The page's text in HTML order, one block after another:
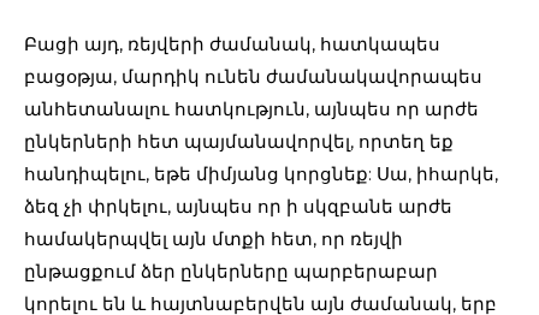
Բացի այդ, ռեյվերի ժամանակ, հատկապես
բացօթյա, մարդիկ ունեն ժամանակավորապես
անհետանալու հատկություն, այնպես որ արժե
ընկերների հետ պայմանավորվել, որտեղ եք
հանդիպելու, եթե միմյանց կորցնեք: Սա, իհարկե,
ձեզ չի փրկելու, այնպես որ ի սկզբանե արժե
համակերպվել այն մտքի հետ, որ ռեյվի
ընթացքում ձեր ընկերները պարբերաբար
կորելու են և հայտնաբերվեն այն ժամանակ, երբ